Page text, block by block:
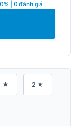
0% | 0 đánh giá
★ 2 ★